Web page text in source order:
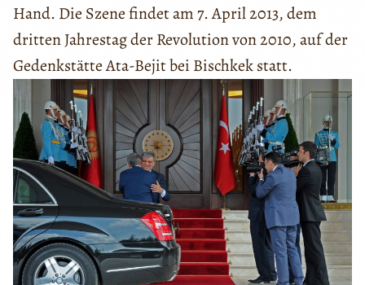
Hand. Die Szene findet am 7. April 2013, dem
dritten Jahrestag der Revolution von 2010, auf der
Gedenkstätte Ata-Bejit bei Bischkek statt.